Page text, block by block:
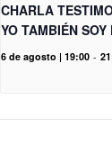
CHARLA
YO TAMBIÉN
6 de agosto | 19:00 -